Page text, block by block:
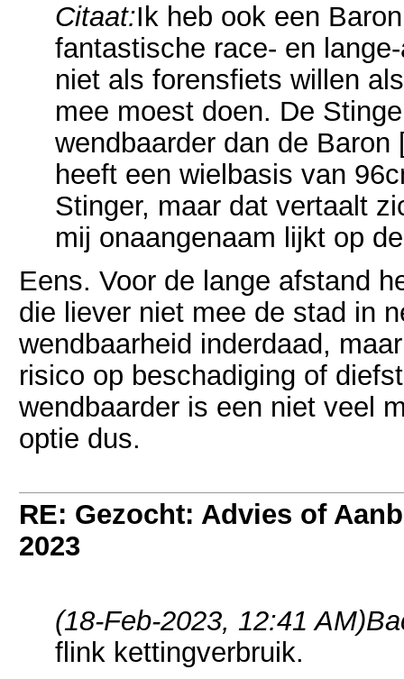
Citaat:Ik heb ook een
fantastische race- en
niet als forensfiets willen
mee moest doen. De
wendbaarder dan de
heeft een wielbasis van
Stinger, maar dat vertaalt
mij onaangenaam lijkt op
Eens. Voor de lange afstand
die liever niet mee de stad in
wendbaarheid inderdaad,
risico op beschadiging of
wendbaarder is een niet veel
optie dus.
RE: Gezocht: Advies of
2023
(18-Feb-2023, 12:41 AM)
flink kettingverbruik.